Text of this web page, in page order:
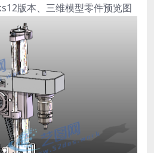
版本、三维模型零件预览图